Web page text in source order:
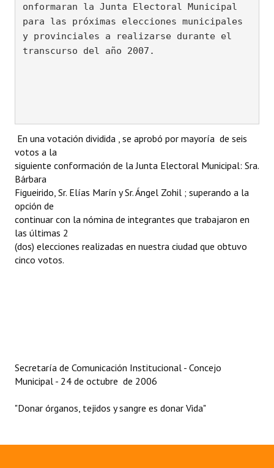
Constitución Provincial
Carta Orgánica 2007
DOCUMENTOS
Informes de Gestión
Proyectos Presentados
Dictámenes Asesoría Letrada
Actas de Sesión
Comunicaciones
Declaraciones
onformaran la Junta Electoral Municipal
para las próximas elecciones municipales
y provinciales a realizarse durante el
transcurso del año 2007.
En una votación dividida , se aprobó por mayoría de seis
votos a la
siguiente conformación de la Junta Electoral Municipal: Sra.
Bárbara
Figueirido, Sr. Elías Marín y Sr. Ángel Zohil ; superando a la
opción de
continuar con la nómina de integrantes que trabajaron en
las últimas 2
(dos) elecciones realizadas en nuestra ciudad que obtuvo
cinco votos.
Secretaría de Comunicación Institucional - Concejo
Municipal - 24 de octubre de 2006
"Donar órganos, tejidos y sangre es donar Vida"